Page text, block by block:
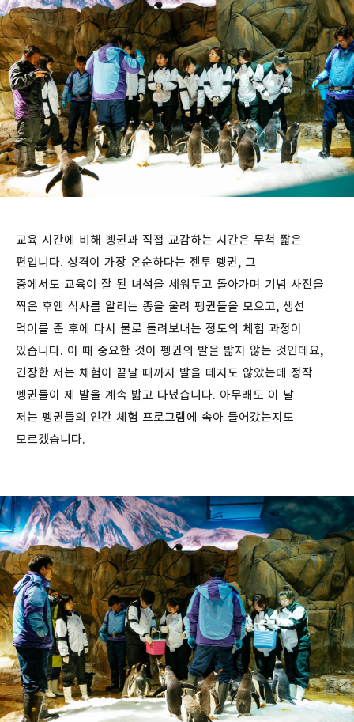
교육 시간에 비해 펭귄과 직접 교감하는 시간은 무척 짧은
편입니다. 성격이 가장 온순하다는 젠투 펭귄, 그
중에서도 교육이 잘 된 녀석을 세워두고 돌아가며 기념 사진을
찍은 후엔 식사를 알리는 종을 울려 펭귄들을 모으고, 생선
먹이를 준 후에 다시 물로 돌려보내는 정도의 체험 과정이
있습니다. 이 때 중요한 것이 펭귄의 발을 밟지 않는 것인데요,
긴장한 저는 체험이 끝날 때까지 발을 떼지도 않았는데 정작
펭귄들이 제 발을 계속 밟고 다녔습니다. 아무래도 이 날
저는 펭귄들의 인간 체험 프로그램에 속아 들어갔는지도
모르겠습니다.